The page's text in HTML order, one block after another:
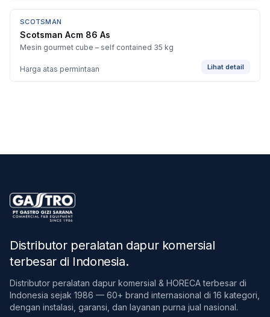
SCOTSMAN
Scotsman Acm 86 As
Mesin gourmet cube – self contained 35 kg
Harga atas permintaan Lihat detail
Distributor peralatan dapur komersial
terbesar di Indonesia.
Distributor peralatan dapur komersial & HORECA terbesar di
Indonesia sejak 1986 — 60+ brand internasional di 16 kategori,
dengan instalasi, garansi, dan layanan purna jual nasional.